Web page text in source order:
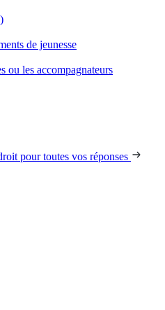
de jeunesse
ou les accompagnateurs
pour toutes vos réponses